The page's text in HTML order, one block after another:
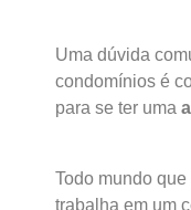
Uma dúvida
condomínios é
para se ter uma
Todo mundo
trabalha em um